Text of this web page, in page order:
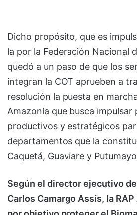
Dicho propósito, que es
la por la Federación Nacional
quedó a un paso de que los
integran la COT aprueben a
resolución la puesta en
Amazonía que busca impulsar
productivos y estratégicos
departamentos que la
Caquetá, Guaviare y
Según el director ejecutivo
Carlos Camargo Assís, la